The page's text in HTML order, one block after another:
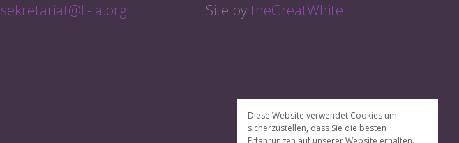
Diese Website verwendet Cookies um
sicherzustellen, dass Sie die besten
Erfahrungen auf unserer Website erhalten.
sekretariat@li-la.org
Site bytheGreatWhite